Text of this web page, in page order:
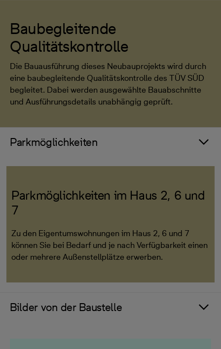
Baubegleitende
Qualitätskontrolle
Die Bauausführung dieses Neubauprojekts wird durch
eine baubegleitende Qualitätskontrolle des TÜV SÜD
begleitet. Dabei werden ausgewählte Bauabschnitte
und Ausführungsdetails unabhängig geprüft.
Parkmöglichkeiten
Parkmöglichkeiten im Haus 2, 6 und
7
Zu den Eigentumswohnungen im Haus 2, 6 und 7
können Sie bei Bedarf und je nach Verfügbarkeit einen
oder mehrere Außenstellplätze erwerben.
Bilder von der Baustelle